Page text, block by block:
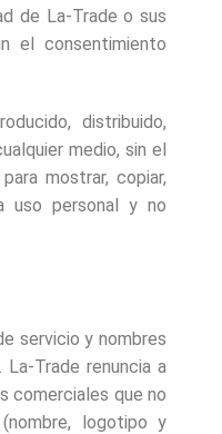
de La-Trade o sus
el consentimiento
distribuido,
medio, sin el
mostrar, copiar,
uso personal y no
servicio y nombres
Trade renuncia a
comerciales que no
logotipo y